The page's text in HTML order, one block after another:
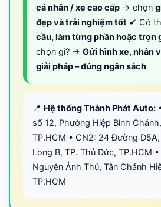
cá nhân / xe cao cấp → chọn
đẹp và trải nghiệm tốt ✔ Có
cầu, làm từng phần hoặc trọn
chọn gì? → Gửi hình xe, nhân
giải pháp – đúng ngân sách
📍 Hệ thống Thành Phát Auto:
số 12, Phường Hiệp Bình
TP.HCM • CN2: 24 Đường
Long B, TP. Thủ Đức, TP.HCM
Nguyễn Ảnh Thủ, Tân Chánh
TP.HCM